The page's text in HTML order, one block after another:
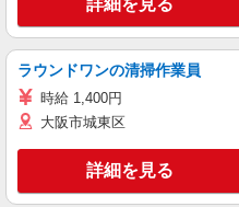
詳細を見る
ラウンドワンの清掃作業員
時給 1,400円
大阪市城東区
詳細を見る